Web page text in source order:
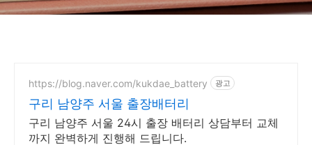
https://blog.naver.com/kukdae_battery 광고
구리 남양주 서울 출장배터리
구리 남양주 서울 24시 출장 배터리 상담부터 교체
까지 완벽하게 진행해 드립니다.